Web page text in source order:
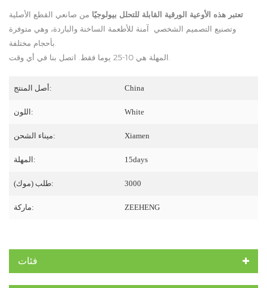
تعتبر هذه الأوعية الورقية القابلة للتحلل بيولوجيًا من صانعي القطع الأصلية
وتصنيع التصميم الشخصي آمنة للأطعمة الساخنة والباردة، وهي متوفرة
أصل المنتج: China
اللون: White
ميناء الشحن: Xiamen
المهلة: 15days
طلب (موك): 3000
ماركة: ZEEHENG
فئات